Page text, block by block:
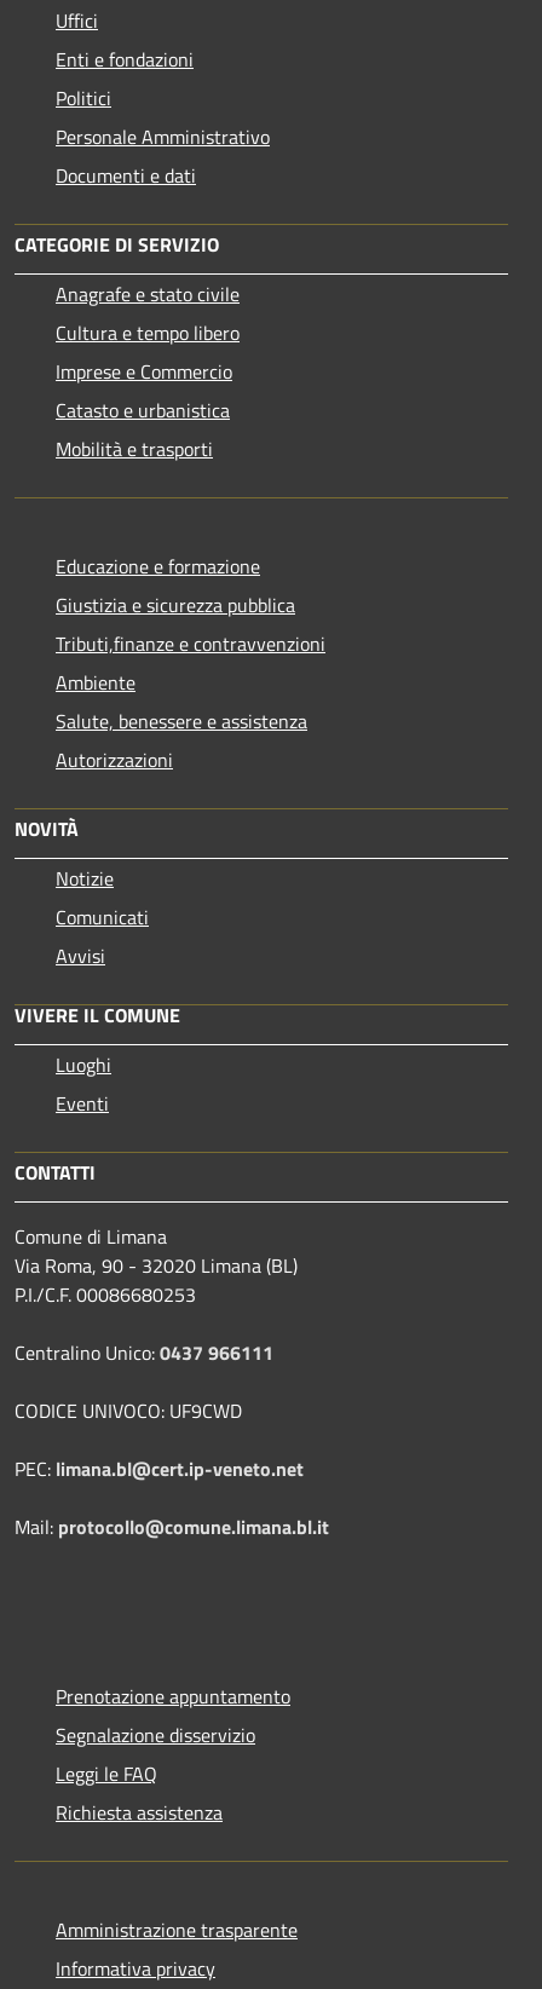
Uffici
Enti e fondazioni
Politici
Personale Amministrativo
Documenti e dati
CATEGORIE DI SERVIZIO
Anagrafe e stato civile
Cultura e tempo libero
Imprese e Commercio
Catasto e urbanistica
Mobilità e trasporti
Educazione e formazione
Giustizia e sicurezza pubblica
Tributi,finanze e contravvenzioni
Ambiente
Salute, benessere e assistenza
Autorizzazioni
NOVITÀ
Notizie
Comunicati
Avvisi
VIVERE IL COMUNE
Luoghi
Eventi
CONTATTI
Comune di Limana
Via Roma, 90 - 32020 Limana (BL)
P.I./C.F. 00086680253
Centralino Unico:0437 966111
CODICE UNIVOCO: UF9CWD
PEC: limana.bl@cert.ip-veneto.net
Mail: protocollo@comune.limana.bl.it
Prenotazione appuntamento
Segnalazione disservizio
Leggi le FAQ
Richiesta assistenza
Amministrazione trasparente
Informativa privacy